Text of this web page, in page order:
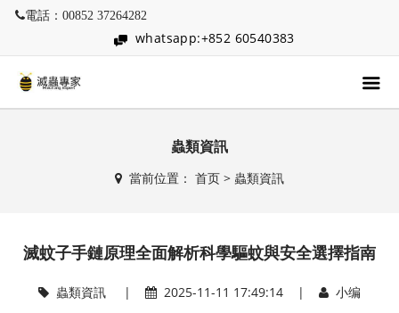
電話：00852 37264282
whatsapp:+852 60540383
蟲類資訊
當前位置： 首页> 蟲類資訊
滅蚊子手鏈原理全面解析科學驅蚊與安全選擇指南
蟲類資訊| 2025-11-11 17:49:14 | 小编